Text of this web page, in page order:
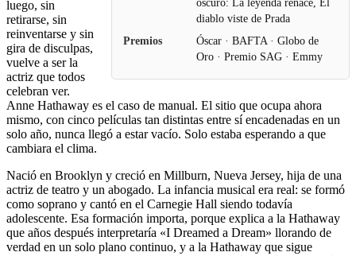
diablo viste de Prada
Premios
Óscar · BAFTA · Globo de
Oro · Premio SAG · Emmy
luego, sin
retirarse, sin
reinventarse y sin
gira de disculpas,
vuelve a ser la
actriz que todos
celebran ver.
Anne Hathaway es el caso de manual. El sitio que ocupa ahora
mismo, con cinco películas tan distintas entre sí encadenadas en un
solo año, nunca llegó a estar vacío. Solo estaba esperando a que
cambiara el clima.
Nació en Brooklyn y creció en Millburn, Nueva Jersey, hija de una
actriz de teatro y un abogado. La infancia musical era real: se formó
como soprano y cantó en el Carnegie Hall siendo todavía
adolescente. Esa formación importa, porque explica a la Hathaway
que años después interpretaría «I Dreamed a Dream» llorando de
verdad en un solo plano continuo, y a la Hathaway que sigue